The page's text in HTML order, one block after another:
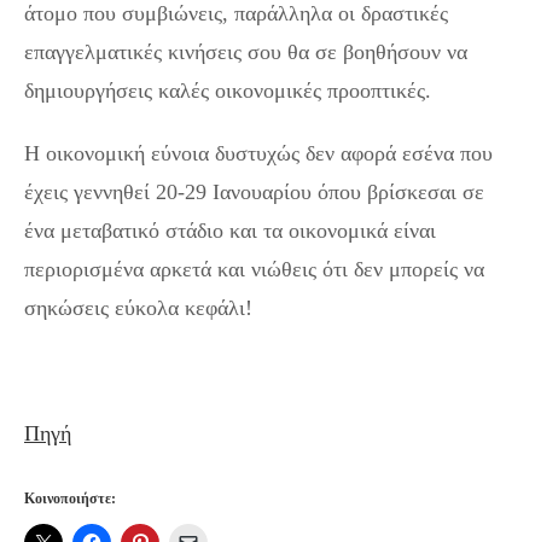
άτομο που συμβιώνεις, παράλληλα οι δραστικές
επαγγελματικές κινήσεις σου θα σε βοηθήσουν να
δημιουργήσεις καλές οικονομικές προοπτικές.
Η οικονομική εύνοια δυστυχώς δεν αφορά εσένα που
έχεις γεννηθεί 20-29 Ιανουαρίου όπου βρίσκεσαι σε
ένα μεταβατικό στάδιο και τα οικονομικά είναι
περιορισμένα αρκετά και νιώθεις ότι δεν μπορείς να
σηκώσεις εύκολα κεφάλι!
Πηγή
Κοινοποιήστε: